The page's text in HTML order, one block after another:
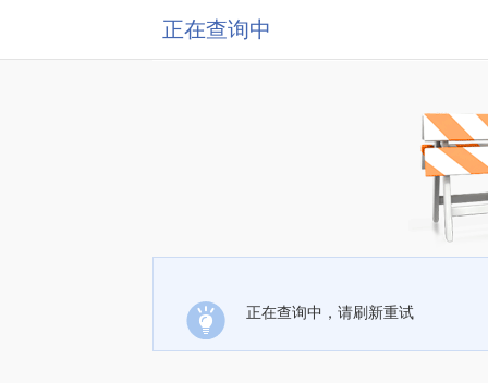
正在查询中
正在查询中，请刷新重试